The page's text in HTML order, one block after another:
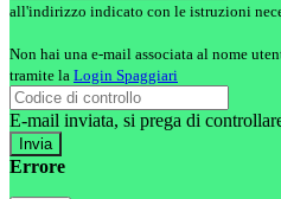
all'indirizzo indicato con le istruzioni
Non hai una e-mail associata al nome
tramite la Login Spaggiari
E-mail inviata, si prega di
Errore